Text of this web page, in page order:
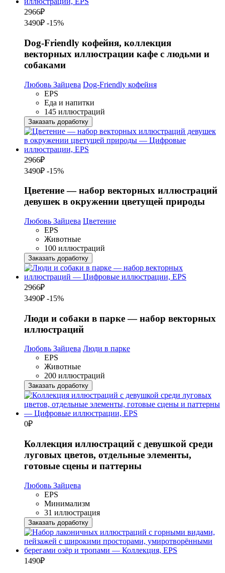
2966₽
3490₽ -15%
Dog-Friendly кофейня, коллекция
векторных иллюстрации кафе с людьми и
собаками
Любовь Зайцева Dog-Friendly кофейня
EPS
Еда и напитки
145 иллюстраций
Заказать доработку
2966₽
3490₽ -15%
Цветение — набор векторных иллюстраций
девушек в окружении цветущей природы
Любовь Зайцева Цветение
EPS
Животные
100 иллюстраций
Заказать доработку
2966₽
3490₽ -15%
Люди и собаки в парке — набор векторных
иллюстраций
Любовь Зайцева Люди в парке
EPS
Животные
200 иллюстраций
Заказать доработку
0₽
Коллекция иллюстраций с девушкой среди
луговых цветов, отдельные элементы,
готовые сцены и паттерны
Любовь Зайцева
EPS
Минимализм
31 иллюстрация
Заказать доработку
1490₽